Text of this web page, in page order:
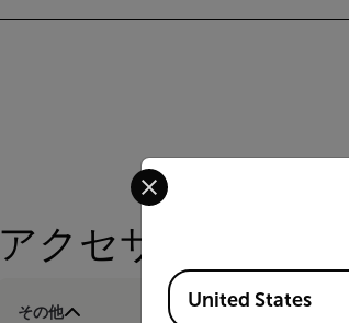
アクセサリー
その他
Select your preferred
Available Locations
United States